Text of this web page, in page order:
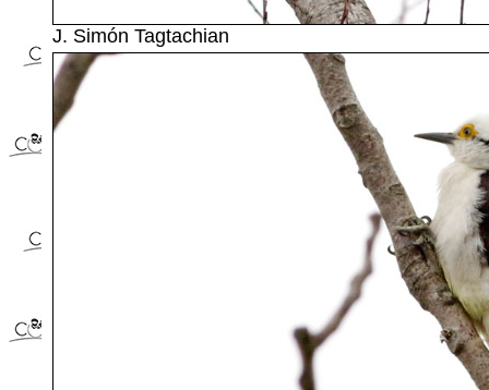
J. Simón Tagtachian